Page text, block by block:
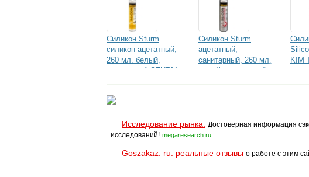
Силикон Sturm
силикон ацетатный,
260 мл. белый,
прозрачный STURM
Силикон Sturm
ацетатный,
санитарный, 260 мл.
белый, прозрачный
KIM
Исследование рынка.
Достоверная информация
исследований! megaresearch.ru
Goszakaz. ru: реальные отзывы о работе с этим